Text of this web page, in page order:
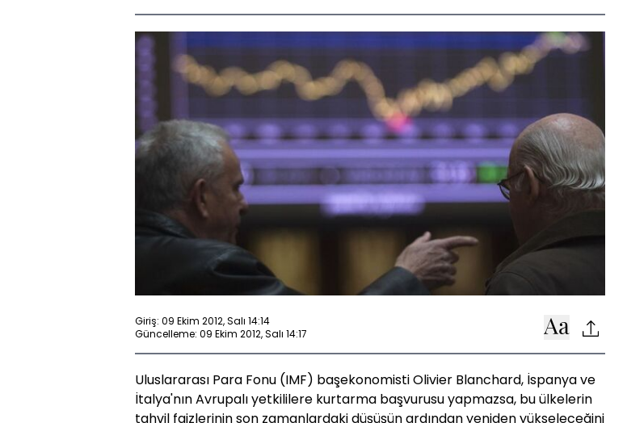
Giriş: 09 Ekim 2012, Salı 14:14
Güncelleme: 09 Ekim 2012, Salı 14:17
Uluslararası Para Fonu (IMF) başekonomisti Olivier Blanchard, İspanya ve
İtalya'nın Avrupalı yetkililere kurtarma başvurusu yapmazsa, bu ülkelerin
tahvil faizlerinin son zamanlardaki düşüşün ardından yeniden yükseleceğini